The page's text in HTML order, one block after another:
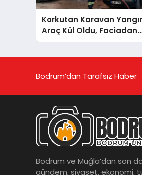
Korkutan Karavan
Araç Kül Oldu, Faciadan
Dönüldü
Bodrum’dan Tarafsız Haber
Bodrum ve Muğla’dan son
gündem, siyaset, ekonomi,